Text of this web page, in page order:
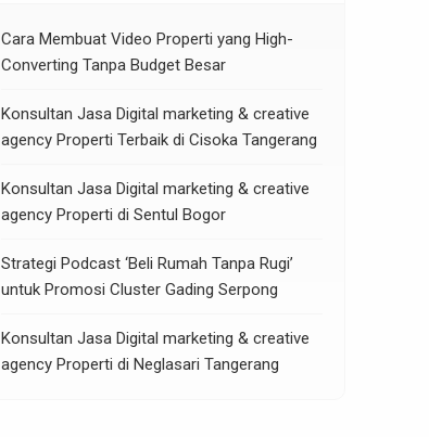
Cara Membuat Video Properti yang High-
Converting Tanpa Budget Besar
Konsultan Jasa Digital marketing & creative
agency Properti Terbaik di Cisoka Tangerang
Konsultan Jasa Digital marketing & creative
agency Properti di Sentul Bogor
Strategi Podcast ‘Beli Rumah Tanpa Rugi’
untuk Promosi Cluster Gading Serpong
Konsultan Jasa Digital marketing & creative
agency Properti di Neglasari Tangerang